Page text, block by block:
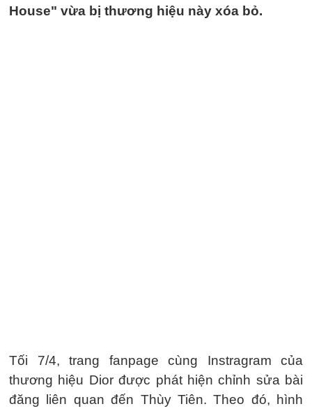
House" vừa bị thương hiệu này xóa bỏ.
Tối 7/4, trang fanpage cùng Instragram của
thương hiệu Dior được phát hiện chỉnh sửa bài
đăng liên quan đến Thùy Tiên. Theo đó, hình